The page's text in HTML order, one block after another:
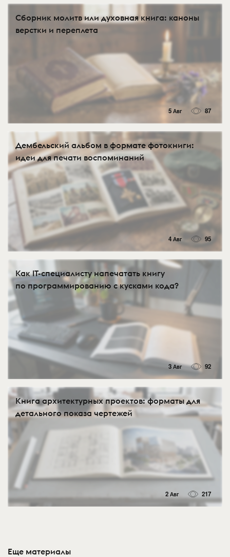
Сборник молитв или духовная книга: каноны
верстки и переплета
5 Авг 87
Дембельский альбом в формате фотокниги:
идеи для печати воспоминаний
4 Авг 95
Как IT-специалисту напечатать книгу
по программированию с кусками кода?
3 Авг 92
Книга архитектурных проектов: форматы для
детального показа чертежей
2 Авг 217
Еще материалы